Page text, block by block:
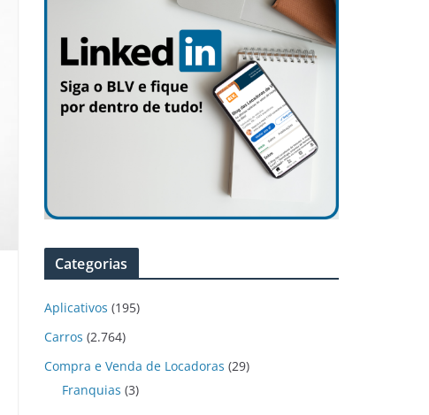
Categorias
Aplicativos (195)
Carros (2.764)
Compra e Venda de Locadoras (29)
Franquias (3)